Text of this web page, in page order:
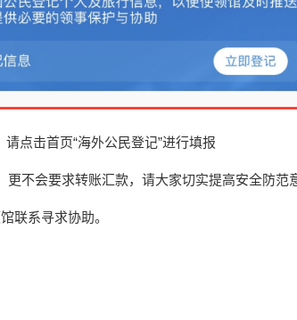
请点击首页“海外公民登记”进行填报
更不会要求转账汇款，请大家切实提高安全防范
系寻求协助。